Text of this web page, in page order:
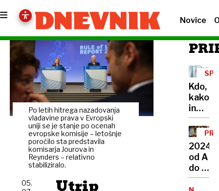
Novice
Po letih hitrega nazadovanja
vladavine prava v Evropski
uniji se je stanje po ocenah
evropske komisije – letošnje
poročilo sta predstavila
komisarja Jourova in
Reynders – relativno
stabiliziralo.
Utrip
05.
Kdo,
kako
in
zakaj
lahko
ugovor
vesti
2024
od A
do Ž
v